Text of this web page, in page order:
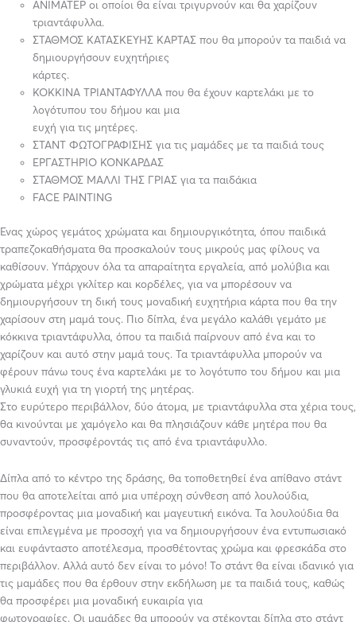
ΑΝΙΜΑΤΕΡ οι οποίοι θα είναι τριγυρνούν και θα χαρίζουν
τριαντάφυλλα.
ΣΤΑΘΜΟΣ ΚΑΤΑΣΚΕΥΗΣ ΚΑΡΤΑΣ που θα μπορούν τα παιδιά να
δημιουργήσουν ευχητήριες
κάρτες.
ΚΟΚΚΙΝΑ ΤΡΙΑΝΤΑΦΥΛΛΑ που θα έχουν καρτελάκι με το
λογότυπου του δήμου και μια
ευχή για τις μητέρες.
ΣΤΑΝΤ ΦΩΤΟΓΡΑΦΙΣΗΣ για τις μαμάδες με τα παιδιά τους
ΕΡΓΑΣΤΗΡΙΟ ΚΟΝΚΑΡΔΑΣ
ΣΤΑΘΜΟΣ ΜΑΛΛΙ ΤΗΣ ΓΡΙΑΣ για τα παιδάκια
FACE PAINTING
Ένας χώρος γεμάτος χρώματα και δημιουργικότητα, όπου παιδικά
τραπεζοκαθήσματα θα προσκαλούν τους μικρούς μας φίλους να
καθίσουν. Yπάρχουν όλα τα απαραίτητα εργαλεία, από μολύβια και
χρώματα μέχρι γκλίτερ και κορδέλες, για να μπορέσουν να
δημιουργήσουν τη δική τους μοναδική ευχητήρια κάρτα που θα την
χαρίσουν στη μαμά τους. Πιο δίπλα, ένα μεγάλο καλάθι γεμάτο με
κόκκινα τριαντάφυλλα, όπου τα παιδιά παίρνουν από ένα και το
χαρίζουν και αυτό στην μαμά τους. Τα τριαντάφυλλα μπορούν να
φέρουν πάνω τους ένα καρτελάκι με το λογότυπο του δήμου και μια
γλυκιά ευχή για τη γιορτή της μητέρας.
Στο ευρύτερο περιβάλλον, δύο άτομα, με τριαντάφυλλα στα χέρια τους,
θα κινούνται με χαμόγελο και θα πλησιάζουν κάθε μητέρα που θα
συναντούν, προσφέροντάς τις από ένα τριαντάφυλλο.
Δίπλα από το κέντρο της δράσης, θα τοποθετηθεί ένα απίθανο στάντ
που θα αποτελείται από μια υπέροχη σύνθεση από λουλούδια,
προσφέροντας μια μοναδική και μαγευτική εικόνα. Τα λουλούδια θα
είναι επιλεγμένα με προσοχή για να δημιουργήσουν ένα εντυπωσιακό
και ευφάνταστο αποτέλεσμα, προσθέτοντας χρώμα και φρεσκάδα στο
περιβάλλον. Αλλά αυτό δεν είναι το μόνο! Το στάντ θα είναι ιδανικό για
τις μαμάδες που θα έρθουν στην εκδήλωση με τα παιδιά τους, καθώς
θα προσφέρει μια μοναδική ευκαιρία για
φωτογραφίες. Οι μαμάδες θα μπορούν να στέκονται δίπλα στο στάντ